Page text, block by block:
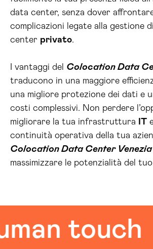
data center, senza dover
complicazioni legate alla gestione
center privato.
I vantaggi del Colocation Data
traducono in una maggiore
una migliore protezione dei dati e
costi complessivi. Non perdere
migliorare la tua infrastruttura
IT
continuità operativa della tua
Colocation Data Center Venezia
massimizzare le potenzialità del tuo
touch